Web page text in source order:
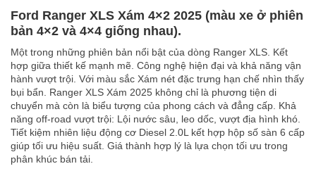
Ford Ranger XLS Xám 4×2 2025 (màu xe ở phiên
bản 4×2 và 4×4 giống nhau).
Một trong những phiên bản nổi bật của dòng Ranger XLS. Kết
hợp giữa thiết kế mạnh mẽ. Công nghệ hiện đại và khả năng vận
hành vượt trội. Với màu sắc Xám nét đặc trưng hạn chế nhìn thấy
bụi bẩn. Ranger XLS Xám 2025 không chỉ là phương tiện di
chuyển mà còn là biểu tượng của phong cách và đẳng cấp. Khả
năng off-road vượt trội: Lội nước sâu, leo dốc, vượt địa hình khó.
Tiết kiệm nhiên liệu động cơ Diesel 2.0L kết hợp hộp số sàn 6 cấp
giúp tối ưu hiệu suất. Giá thành hợp lý là lựa chọn tối ưu trong
phân khúc bán tải.